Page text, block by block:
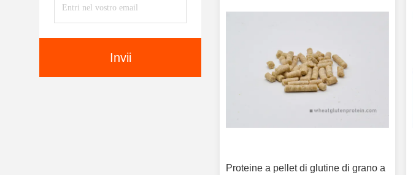
Invii
Proteine a pellet di glutine di grano a